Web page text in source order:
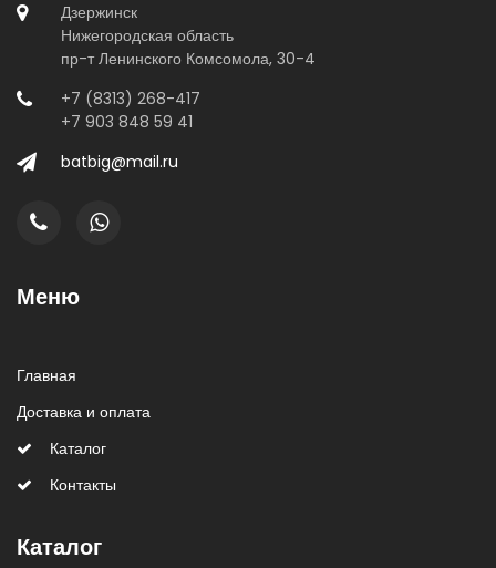
Дзержинск
Нижегородская область
пр-т Ленинского Комсомола, 30-4
+7 (8313) 268-417
+7 903 848 59 41
batbig@mail.ru
Меню
Главная
Доставка и оплата
Каталог
Контакты
Каталог